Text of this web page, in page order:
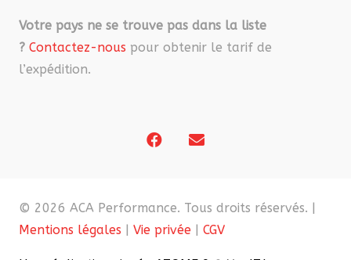
Votre pays ne se trouve pas dans la liste
? Contactez-nous pour obtenir le tarif de
l’expédition.
© 2026 ACA Performance. Tous droits réservés. |
Mentions légales | Vie privée | CGV